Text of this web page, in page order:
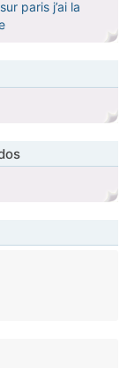
paris j’ai la